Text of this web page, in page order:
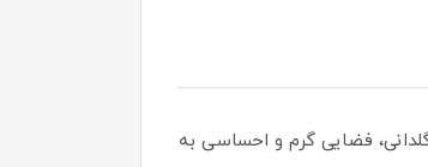
فرم گلدانی، فضایی گرم و احساسی به